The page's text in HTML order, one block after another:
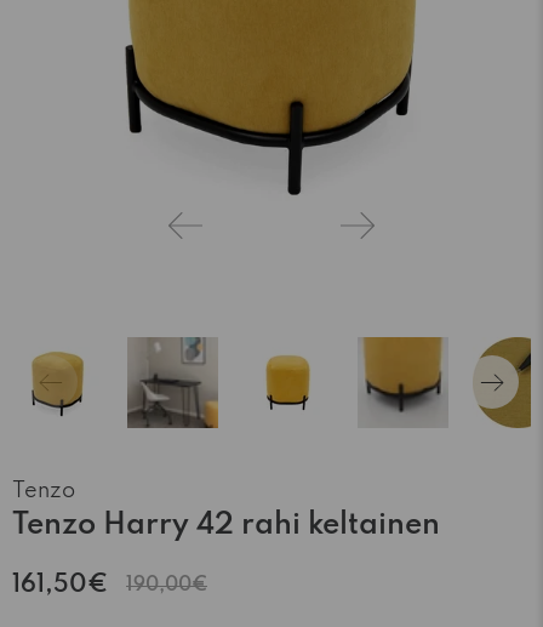
Tenzo
Tenzo Harry 42 rahi keltainen
161,50€ 190,00€